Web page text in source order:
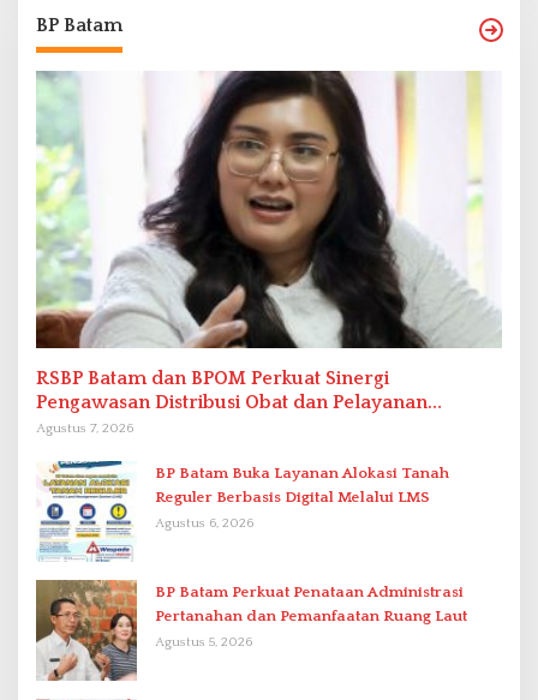
BP Batam
RSBP Batam dan BPOM Perkuat Sinergi
Pengawasan Distribusi Obat dan Pelayanan
Kefarmasian
Agustus 7, 2026
BP Batam Buka Layanan Alokasi Tanah
Reguler Berbasis Digital Melalui LMS
Agustus 6, 2026
BP Batam Perkuat Penataan Administrasi
Pertanahan dan Pemanfaatan Ruang Laut
Agustus 5, 2026